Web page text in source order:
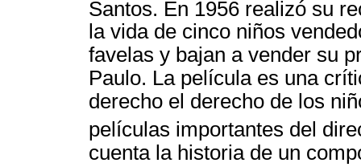
Santos. En 1956 realizó su
la vida de cinco niños
favelas y bajan a vender su
Paulo. La película es una
derecho el derecho de los
películas importantes del
cuenta la historia de un